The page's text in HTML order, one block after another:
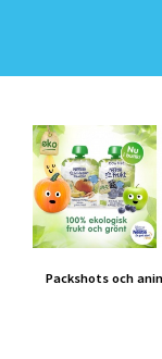
Packshots och